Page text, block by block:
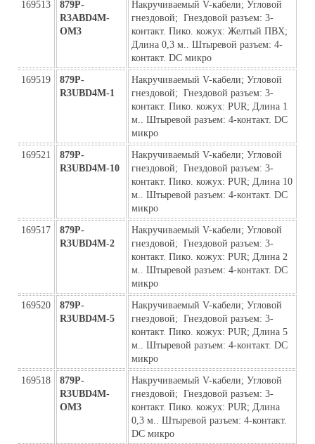
169513
879P-
R3ABD4M-
ОМ3
Накручиваемый V-кабели; Угловой
гнездовой;  Гнездовой разъем: 3-
контакт. Пико. кожух: Желтый ПВХ;
Длина 0,3 м.. Штыревой разъем: 4-
контакт. DC микро
169519
879P-
R3UBD4M-1
Накручиваемый V-кабели; Угловой
гнездовой;  Гнездовой разъем: 3-
контакт. Пико. кожух: PUR; Длина 1
м.. Штыревой разъем: 4-контакт. DC
микро
169521
879P-
R3UBD4M-10
Накручиваемый V-кабели; Угловой
гнездовой;  Гнездовой разъем: 3-
контакт. Пико. кожух: PUR; Длина 10
м.. Штыревой разъем: 4-контакт. DC
микро
169517
879P-
R3UBD4M-2
Накручиваемый V-кабели; Угловой
гнездовой;  Гнездовой разъем: 3-
контакт. Пико. кожух: PUR; Длина 2
м.. Штыревой разъем: 4-контакт. DC
микро
169520
879P-
R3UBD4M-5
Накручиваемый V-кабели; Угловой
гнездовой;  Гнездовой разъем: 3-
контакт. Пико. кожух: PUR; Длина 5
м.. Штыревой разъем: 4-контакт. DC
микро
169518
879P-
R3UBD4M-
ОМ3
Накручиваемый V-кабели; Угловой
гнездовой;  Гнездовой разъем: 3-
контакт. Пико. кожух: PUR; Длина
0,3 м.. Штыревой разъем: 4-контакт.
DC микро